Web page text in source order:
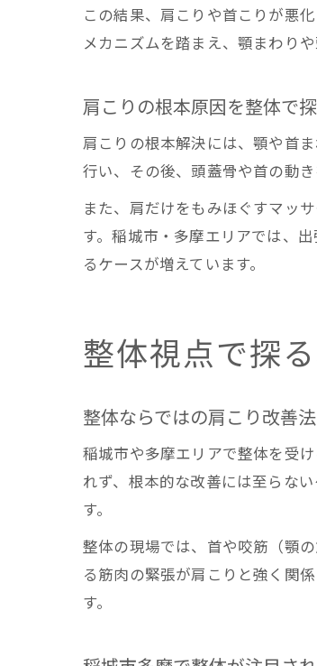
この結果、肩こりや首こりが悪
メカニズムを踏まえ、顎まわり
肩こりの根本原因を整体で
肩こりの根本解決には、顎や首
行い、その後、頭蓋骨や首の動
また、肩だけをもみほぐすマッ
す。稲城市・多摩エリアでは、
るケースが増えています。
整体視点で探
整体ならではの肩こり改善
稲城市や多摩エリアで整体を受
れず、根本的な改善には至らな
す。
整体の現場では、首や咬筋（顎
る筋肉の緊張が肩こりと強く関
す。